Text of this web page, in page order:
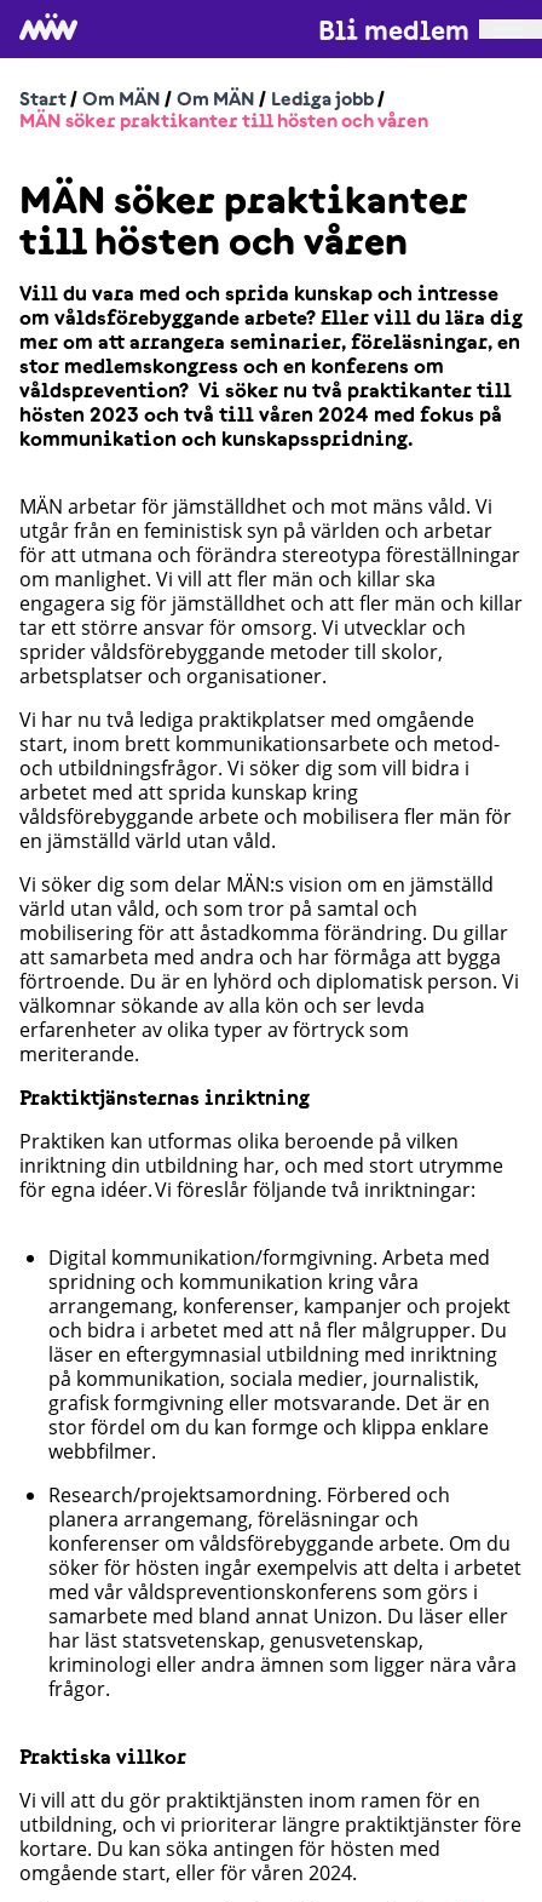
Bli medlem
Start/ Om MÄN / Om MÄN / Lediga jobb/
MÄN söker praktikanter till hösten och våren
MÄN söker praktikanter
till hösten och våren
Vill du vara med och sprida kunskap och intresse
om våldsförebyggande arbete? Eller vill du lära dig
mer om att arrangera seminarier, föreläsningar, en
stor medlemskongress och en konferens om
våldsprevention? Vi söker nu två praktikanter till
hösten 2023 och två till våren 2024 med fokus på
kommunikation och kunskapsspridning.
MÄN arbetar för jämställdhet och mot mäns våld. Vi
utgår från en feministisk syn på världen och arbetar
för att utmana och förändra stereotypa föreställningar
om manlighet. Vi vill att fler män och killar ska
engagera sig för jämställdhet och att fler män och killar
tar ett större ansvar för omsorg. Vi utvecklar och
sprider våldsförebyggande metoder till skolor,
arbetsplatser och organisationer.
Vi har nu två lediga praktikplatser med omgående
start, inom brett kommunikationsarbete och metod-
och utbildningsfrågor. Vi söker dig som vill bidra i
arbetet med att sprida kunskap kring
våldsförebyggande arbete och mobilisera fler män för
en jämställd värld utan våld.
Vi söker dig som delar MÄN:s vision om en jämställd
värld utan våld, och som tror på samtal och
mobilisering för att åstadkomma förändring. Du gillar
att samarbeta med andra och har förmåga att bygga
förtroende. Du är en lyhörd och diplomatisk person. Vi
välkomnar sökande av alla kön och ser levda
erfarenheter av olika typer av förtryck som
meriterande.
Praktiktjänsternas inriktning
Praktiken kan utformas olika beroende på vilken
inriktning din utbildning har, och med stort utrymme
för egna idéer. Vi föreslår följande två inriktningar:
Digital kommunikation/formgivning. Arbeta med
spridning och kommunikation kring våra
arrangemang, konferenser, kampanjer och projekt
och bidra i arbetet med att nå fler målgrupper. Du
läser en eftergymnasial utbildning med inriktning
på kommunikation, sociala medier, journalistik,
grafisk formgivning eller motsvarande. Det är en
stor fördel om du kan formge och klippa enklare
webbfilmer.
Research/projektsamordning. Förbered och
planera arrangemang, föreläsningar och
konferenser om våldsförebyggande arbete. Om du
söker för hösten ingår exempelvis att delta i arbetet
med vår våldspreventionskonferens som görs i
samarbete med bland annat Unizon. Du läser eller
har läst statsvetenskap, genusvetenskap,
kriminologi eller andra ämnen som ligger nära våra
frågor.
Praktiska villkor
Vi vill att du gör praktiktjänsten inom ramen för en
utbildning, och vi prioriterar längre praktiktjänster före
kortare. Du kan söka antingen för hösten med
omgående start, eller för våren 2024.